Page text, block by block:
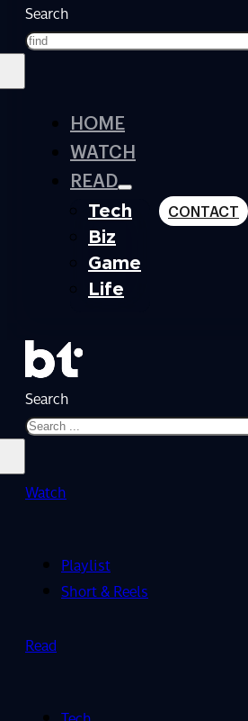
Search
HOME
WATCH
READ
Tech
Biz
Game
Life
CONTACT
Search
Watch
Playlist
Short & Reels
Read